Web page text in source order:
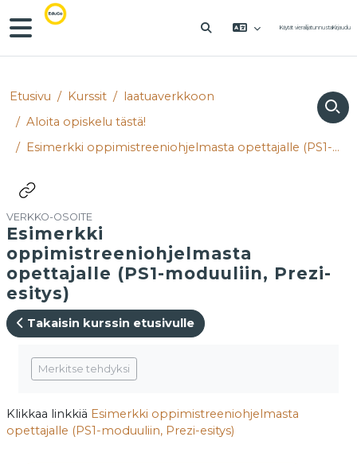
Siirry pääsisältöön
Sivupaneeli
VAIHDA HAKUSYÖTTÖÄ
Käytät vierailijatunnustaKirjaudu
Etusivu Kurssit
laatuaverkkoon
Aloita opiskelu tästä!
Esimerkki oppimistreeniohjelmasta opettajalle (PS1-moduuliin, Prezi-esitys)
VERKKO-OSOITE
Esimerkki
oppimistreeniohjelmasta
opettajalle (PS1-moduuliin, Prezi-
esitys)
Takaisin kurssin etusivulle
Merkitse tehdyksi
Klikkaa linkkiä Esimerkki oppimistreeniohjelmasta
opettajalle (PS1-moduuliin, Prezi-esitys)